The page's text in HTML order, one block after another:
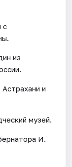
с
из
и
музей.
И.